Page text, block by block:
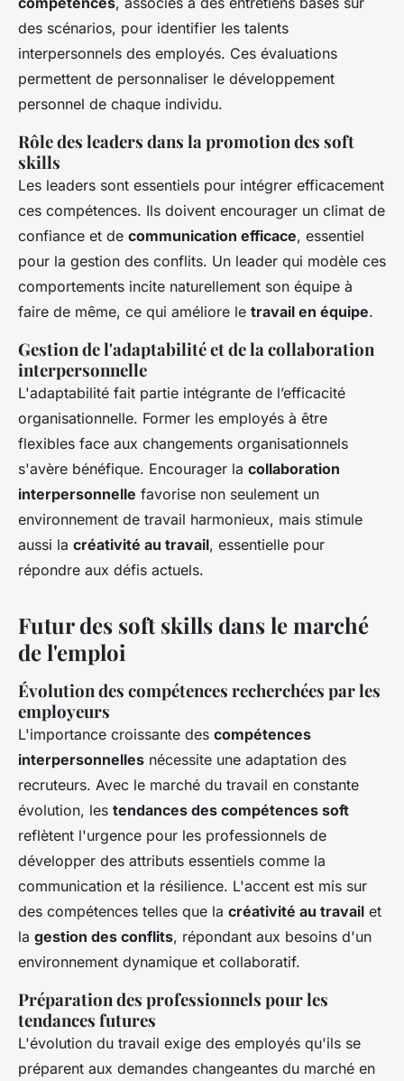
des scénarios, pour identifier les talents
interpersonnels des employés. Ces évaluations
permettent de personnaliser le développement
personnel de chaque individu.
Rôle des leaders dans la promotion des soft
skills
Les leaders sont essentiels pour intégrer efficacement
ces compétences. Ils doivent encourager un climat de
confiance et de communication efficace, essentiel
pour la gestion des conflits. Un leader qui modèle ces
comportements incite naturellement son équipe à
faire de même, ce qui améliore le travail en équipe.
Gestion de l'adaptabilité et de la collaboration
interpersonnelle
L'adaptabilité fait partie intégrante de l’efficacité
organisationnelle. Former les employés à être
flexibles face aux changements organisationnels
s'avère bénéfique. Encourager la collaboration
interpersonnelle favorise non seulement un
environnement de travail harmonieux, mais stimule
aussi la créativité au travail, essentielle pour
répondre aux défis actuels.
Futur des soft skills dans le marché
de l'emploi
Évolution des compétences recherchées par les
employeurs
L'importance croissante des compétences
interpersonnelles nécessite une adaptation des
recruteurs. Avec le marché du travail en constante
évolution, les tendances des compétences soft
reflètent l'urgence pour les professionnels de
développer des attributs essentiels comme la
communication et la résilience. L'accent est mis sur
des compétences telles que la créativité au travail et
la gestion des conflits, répondant aux besoins d'un
environnement dynamique et collaboratif.
Préparation des professionnels pour les
tendances futures
L'évolution du travail exige des employés qu'ils se
préparent aux demandes changeantes du marché en